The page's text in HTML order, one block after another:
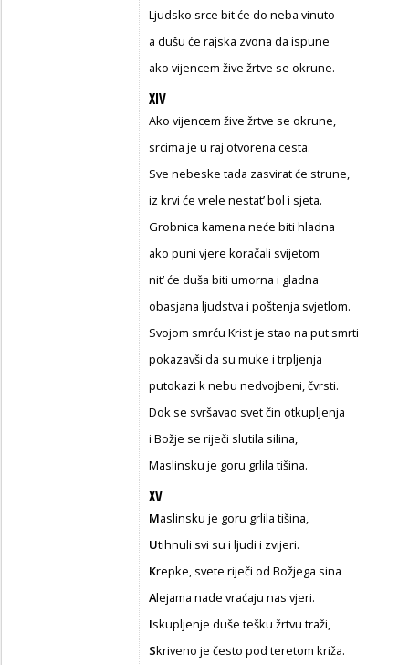
Ljudsko srce bit će do neba vinuto
a dušu će rajska zvona da ispune
ako vijencem žive žrtve se okrune.
XIV
Ako vijencem žive žrtve se okrune,
srcima je u raj otvorena cesta.
Sve nebeske tada zasvirat će strune,
iz krvi će vrele nestat’ bol i sjeta.
Grobnica kamena neće biti hladna
ako puni vjere koračali svijetom
nit’ će duša biti umorna i gladna
obasjana ljudstva i poštenja svjetlom.
Svojom smrću Krist je stao na put smrti
pokazavši da su muke i trpljenja
putokazi k nebu nedvojbeni, čvrsti.
Dok se svršavao svet čin otkupljenja
i Božje se riječi slutila silina,
Maslinsku je goru grlila tišina.
XV
Maslinsku je goru grlila tišina,
Utihnuli svi su i ljudi i zvijeri.
Krepke, svete riječi od Božjega sina
Alejama nade vraćaju nas vjeri.
Iskupljenje duše tešku žrtvu traži,
Skriveno je često pod teretom križa.